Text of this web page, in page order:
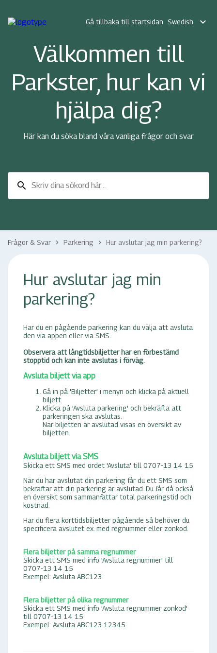
Gå tillbaka till startsidan Swedish expand_more
Välkommen till
Parkster, hur kan vi
hjälpa dig?
Här kan du söka bland våra vanliga frågor och svar
search
Frågor & Svar keyboard_arrow_right Parkering keyboard_arrow_right Hur avslutar jag min parkering?
Hur avslutar jag min
parkering?
Har du en pågående parkering kan du välja att avsluta
den via appen eller via SMS.
Observera att långtidsbiljetter har en förbestämd
stopptid och kan inte avslutas i förväg.
Avsluta biljett via app
Gå in på 'Biljetter' i menyn och klicka på aktuell
biljett.
Klicka på 'Avsluta parkering' och bekräfta att
parkeringen ska avslutas.
När biljetten är avslutad visas en översikt av
biljetten.
Avsluta biljett via SMS
Skicka ett SMS med ordet 'Avsluta' till 0707-13 14 15
När du har avslutat din parkering får du ett SMS som
bekräftar att din parkering är avslutad. Du får då också
en översikt som sammanfattar total parkeringstid och
kostnad.
Har du flera korttidsbiljetter pågående så behöver du
specificera avslutet ex. med regnummer eller zonkod.
Flera biljetter på samma regnummer
Skicka ett SMS med info 'Avsluta regnummer' till
0707-13 14 15
Exempel: Avsluta ABC123
Flera biljetter på olika regnummer
Skicka ett SMS med info 'Avsluta regnummer zonkod'
till 0707-13 14 15
Exempel: Avsluta ABC123 12345